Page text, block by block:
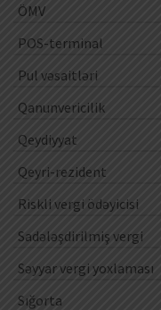
ÖMV
POS-terminal
Pul vəsaitləri
Qanunvericilik
Qeydiyyat
Qeyri-rezident
Riskli vergi ödəyicisi
Sadələşdirilmiş vergi
Səyyar vergi yoxlaması
Sığorta